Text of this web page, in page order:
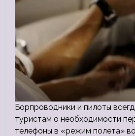
Борпроводники и пилоты
туристам о необходимости
телефоны в «режим полета»